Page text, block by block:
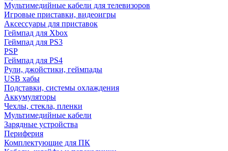
Мультимедийные кабели для телевизоров
Игровые приставки, видеоигры
Аксессуары для приставок
Геймпад для Xbox
Геймпад для PS3
PSP
Геймпад для PS4
Рули, джойстики, геймпады
USB хабы
Подставки, системы охлаждения
Аккумуляторы
Чехлы, стекла, пленки
Мультимедийные кабели
Зарядные устройства
Периферия
Комплектующие для ПК